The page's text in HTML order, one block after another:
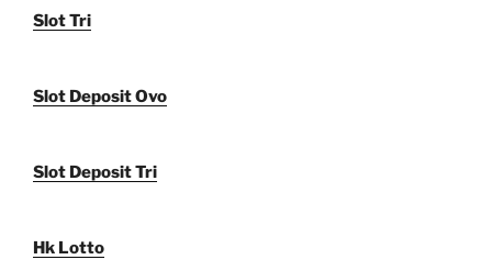
Slot Tri
Slot Deposit Ovo
Slot Deposit Tri
Hk Lotto